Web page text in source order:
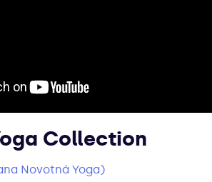
Collection
Novotná Yoga)